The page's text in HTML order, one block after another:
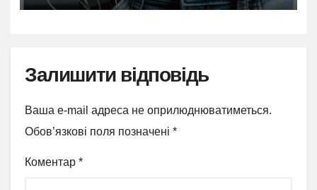
Залишити відповідь
Ваша e-mail адреса не оприлюднюватиметься.
Обов’язкові поля позначені *
Коментар *